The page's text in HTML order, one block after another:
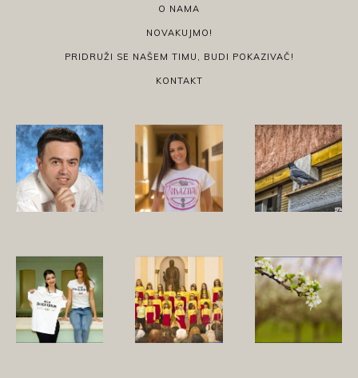
O NAMA
NOVAKUJMO!
PRIDRUŽI SE NAŠEM TIMU, BUDI POKAZIVAČ!
KONTAKT